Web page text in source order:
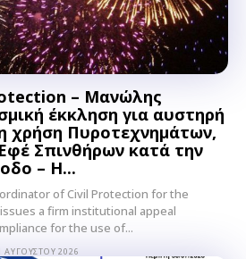
– Μανώλης
έκκληση για αυστηρή
χρήση Πυροτεχνημάτων,
Σπινθήρων κατά την
– Η...
of Civil Protection for the
a firm institutional appeal
for the use of...
ΑΥΓΟΎΣΤΟΥ 2026